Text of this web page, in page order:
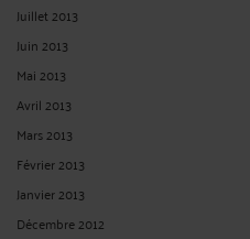
Juillet 2013
Juin 2013
Mai 2013
Avril 2013
Mars 2013
Février 2013
Janvier 2013
Décembre 2012